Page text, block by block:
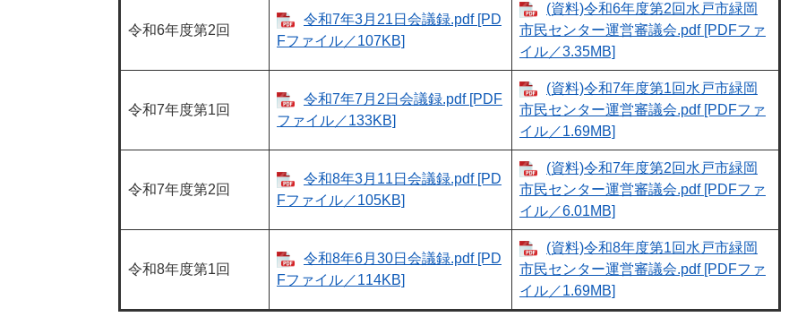
令和6年度第2回
令和7年3月21日会議録.pdf [PD
Fファイル／107KB]
(資料)令和6年度第2回水戸市緑岡
市民センター運営審議会.pdf [PDFファ
イル／3.35MB]
令和7年度第1回
令和7年7月2日会議録.pdf [PDF
ファイル／133KB]
(資料)令和7年度第1回水戸市緑岡
市民センター運営審議会.pdf [PDFファ
イル／1.69MB]
令和7年度第2回
令和8年3月11日会議録.pdf [PD
Fファイル／105KB]
(資料)令和7年度第2回水戸市緑岡
市民センター運営審議会.pdf [PDFファ
イル／6.01MB]
令和8年度第1回
令和8年6月30日会議録.pdf [PD
Fファイル／114KB]
(資料)令和8年度第1回水戸市緑岡
市民センター運営審議会.pdf [PDFファ
イル／1.69MB]